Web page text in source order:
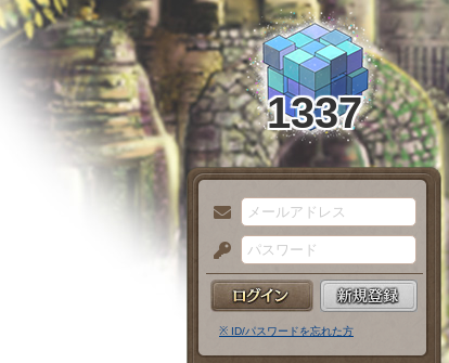
1337
メ
ー
ル
ア
パ
ス
※ ID/パスワードを忘れた方